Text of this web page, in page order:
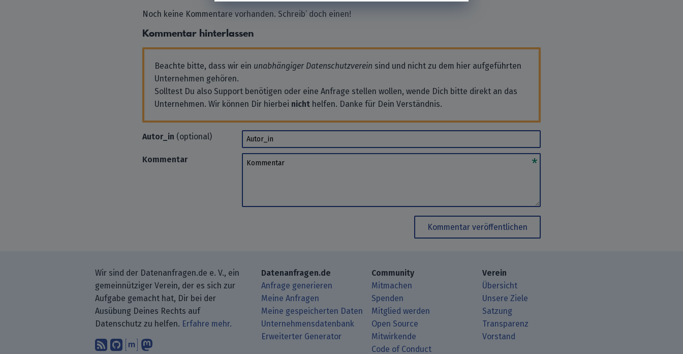
Noch keine Kommentare vorhanden. Schreib’ doch einen!
Kommentar hinterlassen
Beachte bitte, dass wir ein unabhängiger Datenschutzverein sind und nicht zu dem hier aufgeführten
Unternehmen gehören.
Solltest Du also Support benötigen oder eine Anfrage stellen wollen, wende Dich bitte direkt an das
Unternehmen. Wir können Dir hierbei nicht helfen. Danke für Dein Verständnis.
Autor_in (optional) Autor_in
Kommentar Kommentar
Kommentar veröffentlichen
Wir sind der Datenanfragen.de e. V., ein
gemeinnütziger Verein, der es sich zur
Aufgabe gemacht hat, Dir bei der
Ausübung Deines Rechts auf
Datenschutz zu helfen. Erfahre mehr.
Abonniere unsere Blogbeiträge mit Deinem RSS-Reader.
Finde uns bei GitHub.
Unterhalte Dich mit uns über Matrix.
Folge uns bei Mastodon.
Datenanfragen.de
Anfrage generieren
Meine Anfragen
Meine gespeicherten Daten
Unternehmensdatenbank
Erweiterter Generator
Community
Mitmachen
Spenden
Mitglied werden
Open Source
Mitwirkende
Code of Conduct
Verein
Übersicht
Unsere Ziele
Satzung
Transparenz
Vorstand